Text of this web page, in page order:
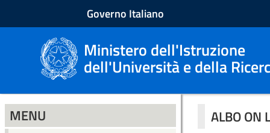
Governo Italiano
Ministero dell'Istruzione
dell'Università e della
MENU
ALBO ON